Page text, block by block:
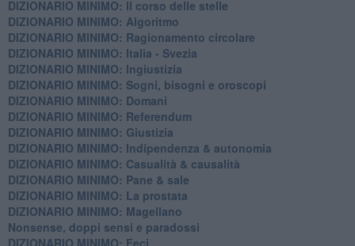
DIZIONARIO MINIMO: Il corso delle stelle
DIZIONARIO MINIMO: Algoritmo
DIZIONARIO MINIMO: Ragionamento circolare
DIZIONARIO MINIMO: Italia - Svezia
DIZIONARIO MINIMO: ​Ingiustizia
DIZIONARIO MINIMO: ​Sogni, bisogni e oroscopi
DIZIONARIO MINIMO: Domani
DIZIONARIO MINIMO: Referendum
DIZIONARIO MINIMO: Giustizia
DIZIONARIO MINIMO: ​Indipendenza & autonomia
DIZIONARIO MINIMO: ​Casualità & causalità
​DIZIONARIO MINIMO: Pane & sale
DIZIONARIO MINIMO: La prostata
​DIZIONARIO MINIMO: Magellano
Nonsense, doppi sensi e paradossi
DIZIONARIO MINIMO: Feci